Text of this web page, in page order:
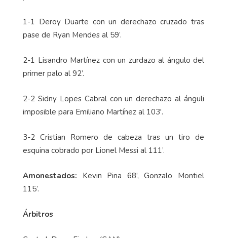
1-1 Deroy Duarte con un derechazo cruzado tras
pase de Ryan Mendes al 59’.
2-1 Lisandro Martínez con un zurdazo al ángulo del
primer palo al 92’.
2-2 Sidny Lopes Cabral con un derechazo al ánguli
imposible para Emiliano Martínez al 103'.
3-2 Cristian Romero de cabeza tras un tiro de
esquina cobrado por Lionel Messi al 111’.
Amonestados: Kevin Pina 68’, Gonzalo Montiel
115’.
Árbitros